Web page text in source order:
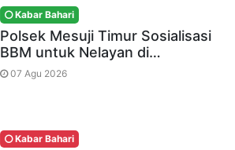
Kabar Bahari
Polsek Mesuji Timur Sosialisasi
BBM untuk Nelayan di…
07 Agu 2026
Kabar Bahari